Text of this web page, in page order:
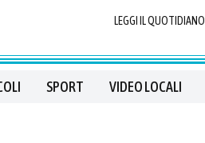
LEGGI IL QUOTIDIANO
SPORT VIDEO LOCALI